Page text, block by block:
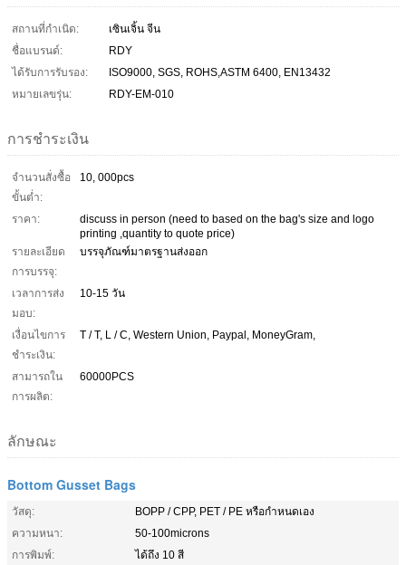
สถานที่กำเนิด:
เซินเจิ้น จีน
ชื่อแบรนด์:
RDY
ได้รับการรับรอง:
ISO9000, SGS, ROHS,ASTM 6400, EN13432
หมายเลขรุ่น:
RDY-EM-010
การชำระเงิน
จำนวนสั่งซื้อ
ขั้นต่ำ:
10, 000pcs
ราคา:
discuss in person (need to based on the bag's size and logo
printing ,quantity to quote price)
รายละเอียด
การบรรจุ:
บรรจุภัณฑ์มาตรฐานส่งออก
เวลาการส่ง
มอบ:
10-15 วัน
เงื่อนไขการ
ชำระเงิน:
T / T, L / C, Western Union, Paypal, MoneyGram,
สามารถใน
การผลิต:
60000PCS
ลักษณะ
Bottom Gusset Bags
วัสดุ:
BOPP / CPP, PET / PE หรือกำหนดเอง
ความหนา:
50-100microns
การพิมพ์:
ได้ถึง 10 สี